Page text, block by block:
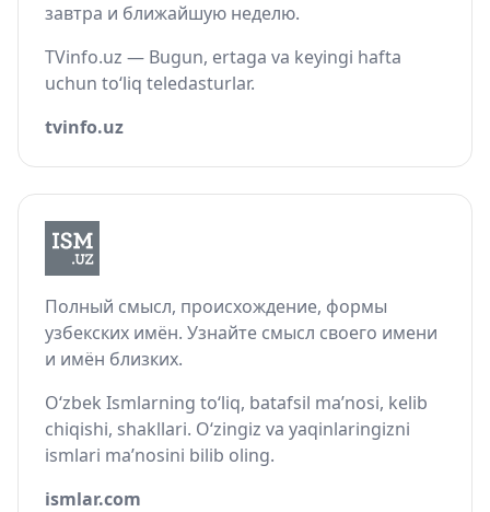
завтра и ближайшую неделю.
TVinfo.uz — Bugun, ertaga va keyingi hafta
uchun to‘liq teledasturlar.
tvinfo.uz
Полный смысл, происхождение, формы
узбекских имён. Узнайте смысл своего имени
и имён близких.
O‘zbek Ismlarning to‘liq, batafsil ma’nosi, kelib
chiqishi, shakllari. O‘zingiz va yaqinlaringizni
ismlari ma’nosini bilib oling.
ismlar.com